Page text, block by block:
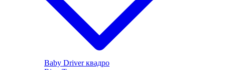
Baby Driver квадро